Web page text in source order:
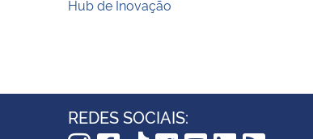
Hub de Inovação
REDES SOCIAIS: